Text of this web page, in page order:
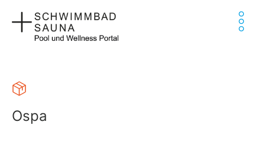
Inhalt
springen
Ospa